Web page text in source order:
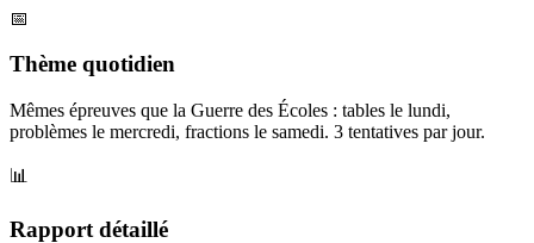
📅
Thème quotidien
Mêmes épreuves que la Guerre des Écoles : tables le lundi,
problèmes le mercredi, fractions le samedi. 3 tentatives par jour.
📊
Rapport détaillé